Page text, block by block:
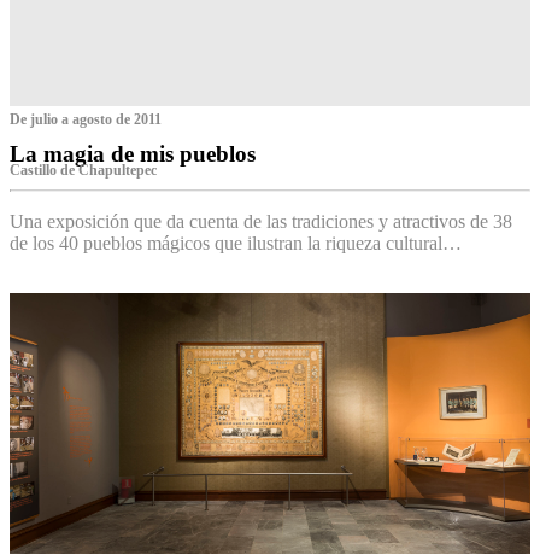
De julio a agosto de 2011
La magia de mis pueblos
Castillo de Chapultepec
Una exposición que da cuenta de las tradiciones y atractivos de 38
de los 40 pueblos mágicos que ilustran la riqueza cultural…